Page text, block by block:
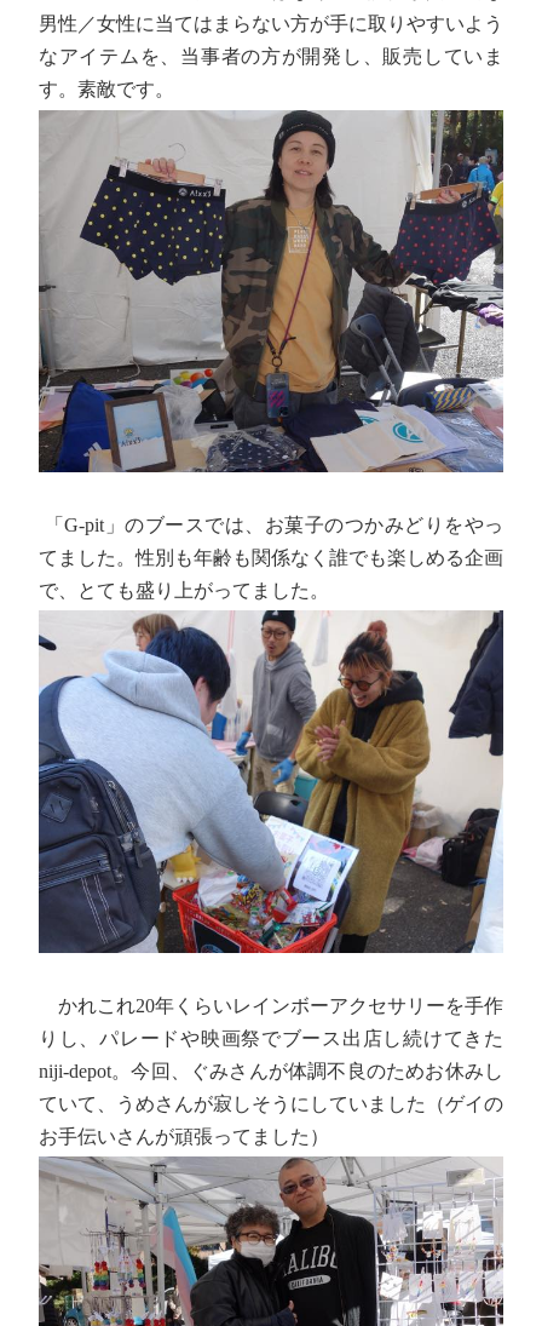
男性／女性に当てはまらない方が手に取りやすいよう
なアイテムを、当事者の方が開発し、販売していま
す。素敵です。
「G-pit」のブースでは、お菓子のつかみどりをやっ
てました。性別も年齢も関係なく誰でも楽しめる企画
で、とても盛り上がってました。
かれこれ20年くらいレインボーアクセサリーを手作
りし、パレードや映画祭でブース出店し続けてきた
niji-depot。今回、ぐみさんが体調不良のためお休みし
ていて、うめさんが寂しそうにしていました（ゲイの
お手伝いさんが頑張ってました）